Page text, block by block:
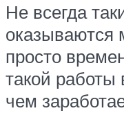
Не всегда
оказываются
просто
такой работы
чем